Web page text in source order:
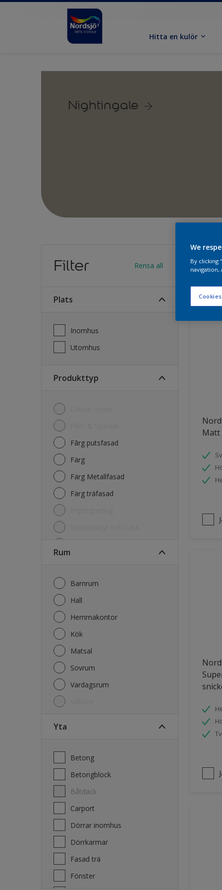
Hitta en kulör
Nightingale
Filter Rensa all
Plats
Inomhus
Utomhus
Produkttyp
Fãrg putsfasad
Färg
Färg Metallfasad
Färg träfasad
Rum
Barnrum
Hall
Hemmakontor
Kök
Matsal
Sovrum
Vardagsrum
Yta
Betong
Betongblock
Båtdäck
Carport
Dörrar inomhus
Dörrkarmar
Fasad trä
Fönster
Matt
We
By clicking
navigation,